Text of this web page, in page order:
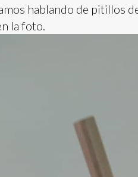
hablando de pitillos
la foto.